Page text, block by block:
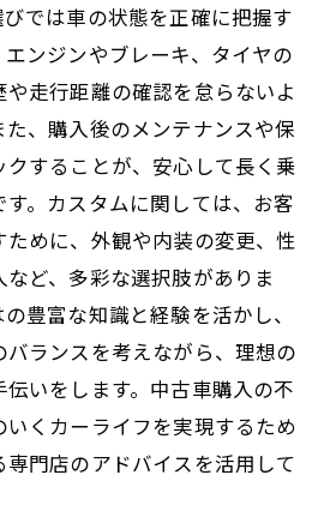
では車の状態を正確に把握す
ンジンやブレーキ、タイヤの
走行距離の確認を怠らないよ
、購入後のメンテナンスや保
することが、安心して長く乗
。カスタムに関しては、お客
めに、外観や内装の変更、性
ど、多彩な選択肢がありま
豊富な知識と経験を活かし、
ランスを考えながら、理想の
いをします。中古車購入の不
くカーライフを実現するため
門店のアドバイスを活用して